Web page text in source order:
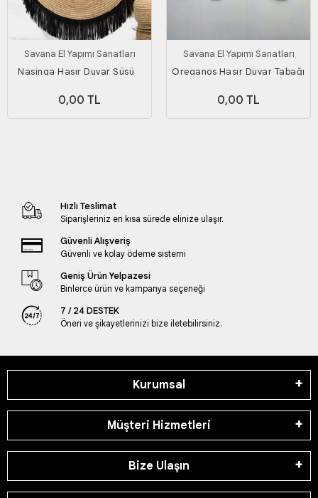
Savana El Yapımı Sanatları
Nasinga Hasır Duvar Süsü _
0,00 TL
Savana El Yapımı Sanatları
Oreganos Hasır Duvar Tabağı
yaprağı)
0,00 TL
Hızlı Teslimat
Siparişleriniz en kısa sürede elinize ulaşır.
Güvenli Alışveriş
Güvenli ve kolay ödeme sistemi
Geniş Ürün Yelpazesi
Binlerce ürün ve kampanya seçeneği
7 / 24 DESTEK
Öneri ve şikayetlerinizi bize iletebilirsiniz.
Kurumsal
Müşteri Hizmetleri
Bize Ulaşın